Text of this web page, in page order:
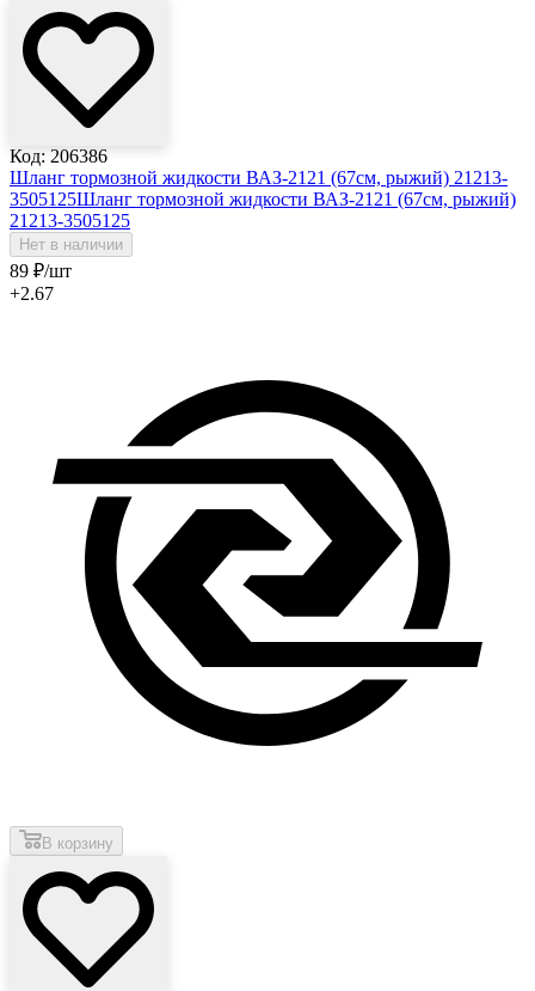
Код: 206386
Шланг тормозной жидкости ВАЗ-2121 (67см, рыжий) 21213-
3505125Шланг тормозной жидкости ВАЗ-2121 (67см, рыжий)
21213-3505125
Нет в наличии
89 ₽/шт
+2.67
В корзину